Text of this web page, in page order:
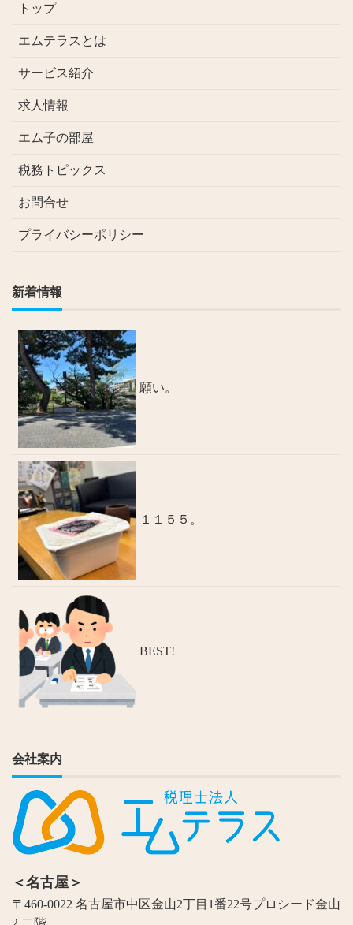
トップ
エムテラスとは
サービス紹介
求人情報
エム子の部屋
税務トピックス
お問合せ
プライバシーポリシー
新着情報
願い。
１１５５。
BEST!
会社案内
＜名古屋＞
〒460-0022 名古屋市中区金山2丁目1番22号プロシード金山